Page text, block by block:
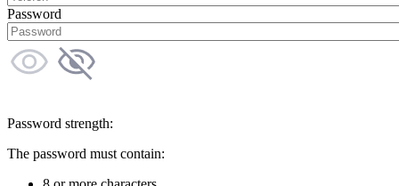
Password
Password strength:
The password must contain: